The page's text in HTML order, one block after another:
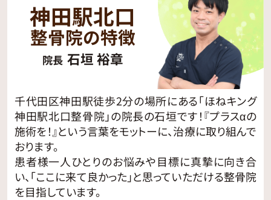
神田駅北口
整骨院の特徴
院長 石垣 裕章
千代田区神田駅徒歩2分の場所にある「ほねキング
神田駅北口整骨院」の院長の石垣です！『プラスαの
施術を！』という言葉をモットーに、治療に取り組んで
おります。
患者様一人ひとりのお悩みや目標に真摯に向き合
い、「ここに来て良かった」と思っていただける整骨院
を目指しています。